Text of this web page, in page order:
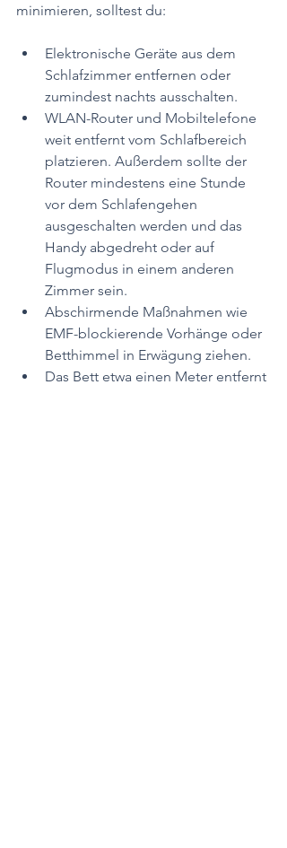
minimieren, solltest du:
Elektronische Geräte aus dem
Schlafzimmer entfernen oder
zumindest nachts ausschalten.
WLAN-Router und Mobiltelefone
weit entfernt vom Schlafbereich
platzieren. Außerdem sollte der
Router mindestens eine Stunde
vor dem Schlafengehen
ausgeschalten werden und das
Handy abgedreht oder auf
Flugmodus in einem anderen
Zimmer sein.
Abschirmende Maßnahmen wie
EMF-blockierende Vorhänge oder
Betthimmel in Erwägung ziehen.
Das Bett etwa einen Meter entfernt